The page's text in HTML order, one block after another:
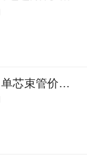
10mm聚乙烯束管，单芯束管价格，东胜矿用单芯束管